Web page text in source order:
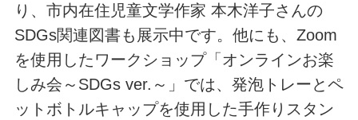
り、市内在住児童文学作家 本木洋子さんの
SDGs関連図書も展示中です。他にも、Zoom
を使用したワークショップ「オンラインお楽
しみ会～SDGs ver.～」では、発泡トレーとペ
ットボトルキャップを使用した手作りスタン